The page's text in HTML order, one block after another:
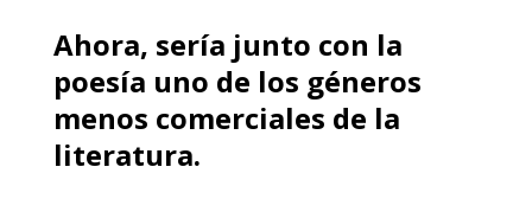
Ahora, sería junto con la
poesía uno de los géneros
menos comerciales de la
literatura.